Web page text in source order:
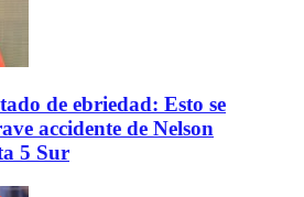
de ebriedad: Esto se
accidente de Nelson
5 Sur